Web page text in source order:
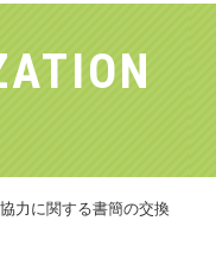
力に関する書簡の交換